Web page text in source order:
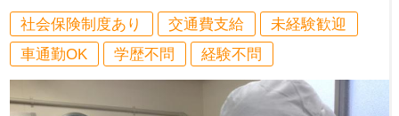
社会保険制度あり 交通費支給
未経験歓迎
車通勤OK
学歴不問 経験不問